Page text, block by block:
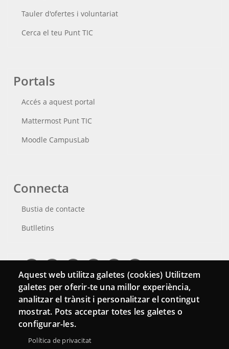
Tauler d'ofertes i voluntariat
Cerca el teu Punt TIC
Portals
Accés a aquest portal
Mattermost Punt TIC
Moodle CampusLab
Connecta
Bustia de contacte
Butlletins
Aquest web utilitza galetes (cookies) Utilitzem
galetes per oferir-te una millor experiència,
analitzar el trànsit i personalitzar el contingut
mostrat. Pots acceptar totes les galetes o
configurar-les.
Política de privacitat